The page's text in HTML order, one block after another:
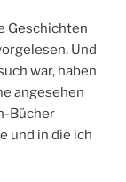
Geschichten
Und
war, haben
angesehen
Bücher
und in die ich